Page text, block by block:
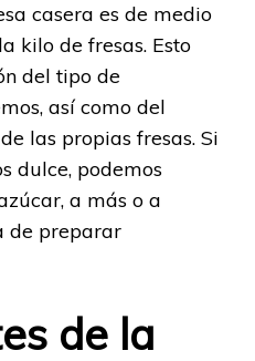
casera es de medio
kilo de fresas. Esto
del tipo de
así como del
las propias fresas. Si
dulce, podemos
a más o a
de preparar
de la